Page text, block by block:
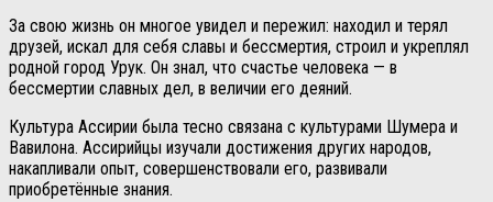
За свою жизнь он многое увидел и пережил: находил и терял
друзей, искал для себя славы и бессмертия, строил и укреплял
родной город Урук. Он знал, что счастье человека — в
бессмертии славных дел, в величии его деяний.
Культура Ассирии была тесно связана с культурами Шумера и
Вавилона. Ассирийцы изучали достижения других народов,
накапливали опыт, совершенствовали его, развивали
приобретённые знания.